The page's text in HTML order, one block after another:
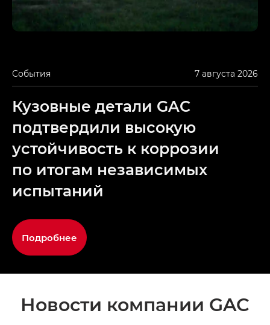
События 7 августа 2026
Кузовные детали GAC
подтвердили высокую
устойчивость к коррозии
по итогам независимых
испытаний
Подробнее
Новости компании GAC